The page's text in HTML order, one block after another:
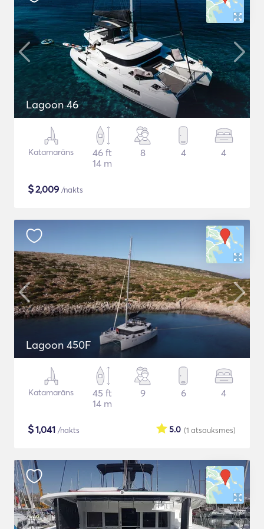
Lagoon 46
Katamarāns
46 ft
14 m
8 4 4
$2,009 /nakts
Lagoon 450F
Katamarāns
45 ft
14 m
9 6 4
$1,041 /nakts (1 atsauksmes)
5.0